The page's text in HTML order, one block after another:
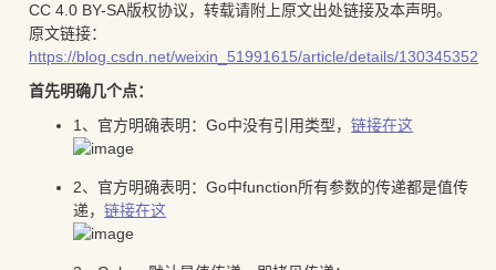
CC 4.0 BY-SA版权协议，转载请附上原文出处链接及本声明。
原文链接：
https://blog.csdn.net/weixin_51991615/article/details/130345352
首先明确几个点：
1、官方明确表明：Go中没有引用类型，链接在这
2、官方明确表明：Go中function所有参数的传递都是值传
递，链接在这